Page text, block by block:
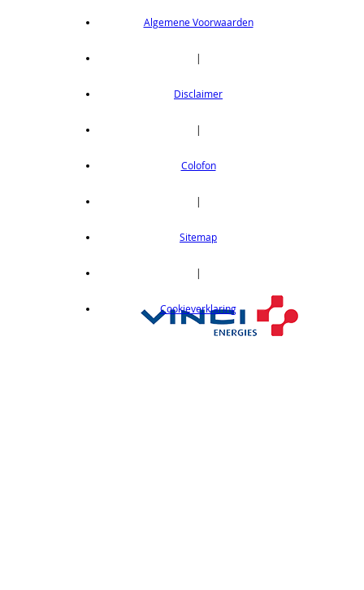
Algemene Voorwaarden
|
Disclaimer
|
Colofon
|
Sitemap
|
Cookieverklaring